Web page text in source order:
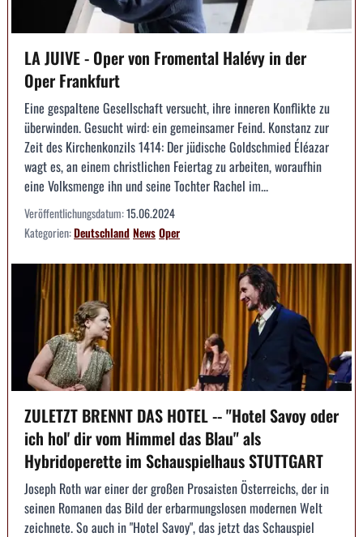
LA JUIVE - Oper von Fromental Halévy in der
Oper Frankfurt
Eine gespaltene Gesellschaft versucht, ihre inneren Konflikte zu
überwinden. Gesucht wird: ein gemeinsamer Feind. Konstanz zur
Zeit des Kirchenkonzils 1414: Der jüdische Goldschmied Éléazar
wagt es, an einem christlichen Feiertag zu arbeiten, woraufhin
eine Volksmenge ihn und seine Tochter Rachel im...
Veröffentlichungsdatum:15.06.2024
Kategorien:DeutschlandNewsOper
ZULETZT BRENNT DAS HOTEL -- "Hotel Savoy oder
ich hol' dir vom Himmel das Blau" als
Hybridoperette im Schauspielhaus STUTTGART
Joseph Roth war einer der großen Prosaisten Österreichs, der in
seinen Romanen das Bild der erbarmungslosen modernen Welt
zeichnete. So auch in "Hotel Savoy", das jetzt das Schauspiel